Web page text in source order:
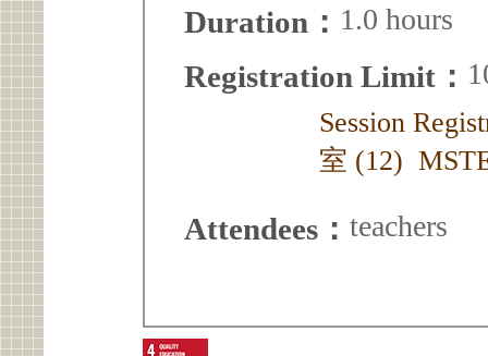
Duration： 1.0 hours
Registration Limit：
Session
室 (12)
Attendees： teachers